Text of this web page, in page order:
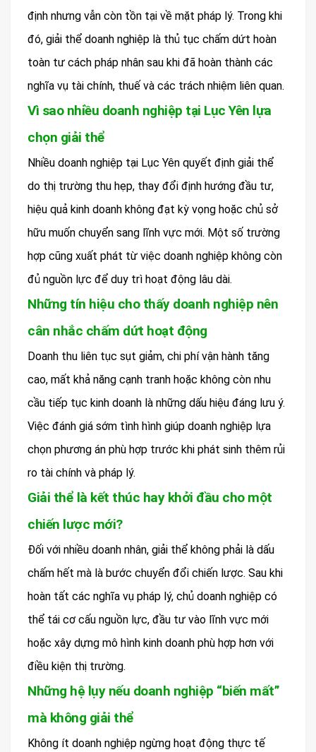
định nhưng vẫn còn tồn tại về mặt pháp lý. Trong khi
đó, giải thể doanh nghiệp là thủ tục chấm dứt hoàn
toàn tư cách pháp nhân sau khi đã hoàn thành các
nghĩa vụ tài chính, thuế và các trách nhiệm liên quan.
Vì sao nhiều doanh nghiệp tại Lục Yên lựa
chọn giải thể
Nhiều doanh nghiệp tại Lục Yên quyết định giải thể
do thị trường thu hẹp, thay đổi định hướng đầu tư,
hiệu quả kinh doanh không đạt kỳ vọng hoặc chủ sở
hữu muốn chuyển sang lĩnh vực mới. Một số trường
hợp cũng xuất phát từ việc doanh nghiệp không còn
đủ nguồn lực để duy trì hoạt động lâu dài.
Những tín hiệu cho thấy doanh nghiệp nên
cân nhắc chấm dứt hoạt động
Doanh thu liên tục sụt giảm, chi phí vận hành tăng
cao, mất khả năng cạnh tranh hoặc không còn nhu
cầu tiếp tục kinh doanh là những dấu hiệu đáng lưu ý.
Việc đánh giá sớm tình hình giúp doanh nghiệp lựa
chọn phương án phù hợp trước khi phát sinh thêm rủi
ro tài chính và pháp lý.
Giải thể là kết thúc hay khởi đầu cho một
chiến lược mới?
Đối với nhiều doanh nhân, giải thể không phải là dấu
chấm hết mà là bước chuyển đổi chiến lược. Sau khi
hoàn tất các nghĩa vụ pháp lý, chủ doanh nghiệp có
thể tái cơ cấu nguồn lực, đầu tư vào lĩnh vực mới
hoặc xây dựng mô hình kinh doanh phù hợp hơn với
điều kiện thị trường.
Những hệ lụy nếu doanh nghiệp “biến mất”
mà không giải thể
Không ít doanh nghiệp ngừng hoạt động thực tế